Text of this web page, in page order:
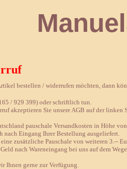
bestellen / widerrufen möchten, dann
/ 929 399) oder schriftlich tun.
akzeptieren Sie unsere AGB auf der linken
pauschale Versandkosten in Höhe
nach Eingang Ihrer Bestellung ausgeliefert.
zusätzliche Pauschale von weiteren 3.--
nach Wareneingang bei uns auf dem
Ihnen gerne zur Verfügung.